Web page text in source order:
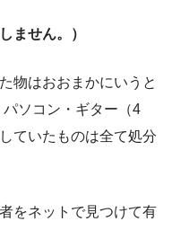
ません。）
物はおおまかにいうと
ソコン・ギター（4
ていたものは全て処分
をネットで見つけて有